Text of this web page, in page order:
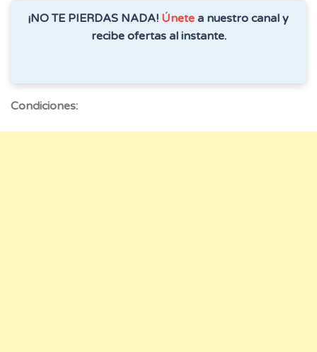
¡NO TE PIERDAS NADA! Únete a nuestro canal y
recibe ofertas al instante.
Condiciones: